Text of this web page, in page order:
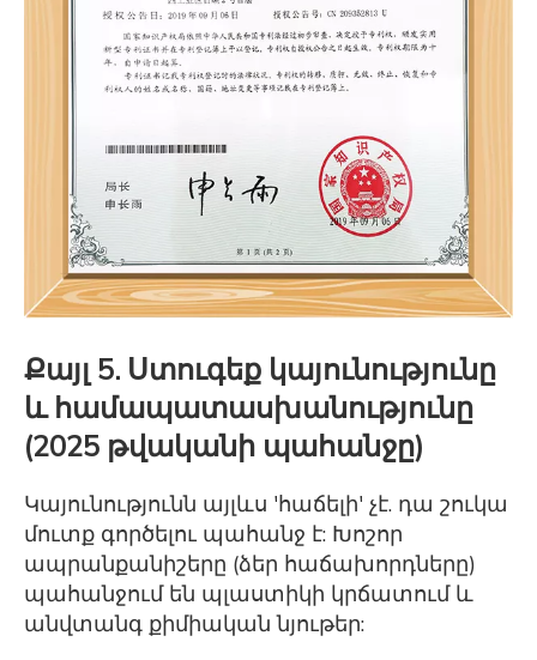
Քայլ 5. Ստուգեք կայունությունը
և համապատասխանությունը
(2025 թվականի պահանջը)
Կայունությունն այլևս 'հաճելի' չէ. դա շուկա
մուտք գործելու պահանջ է: Խոշոր
ապրանքանիշերը (ձեր հաճախորդները)
պահանջում են պլաստիկի կրճատում և
անվտանգ քիմիական նյութեր: